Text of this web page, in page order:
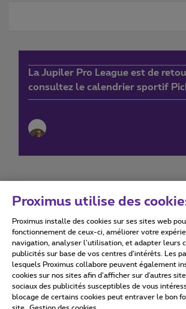
La Jupiler Pro League est de
consultez le calendrier sportif
Conditions d'utilisation
Tous droits réservés. © 2026 Proximus
Proximus utilise des
Proximus installe des cookies sur ses sites web
fonctionnement de ceux-ci, améliorer votre
navigation, analyser l’utilisation, et adapter leurs
publicités sur base de vos centres d’intérêts. Les
lesquels Proximus collabore peuvent également
cookies sur nos sites afin d’afficher sur d'autres
sociaux des publicités susceptibles de vous
blocage de certains cookies peut entraver le bon